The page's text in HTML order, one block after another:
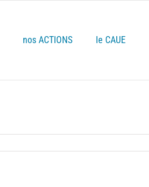
nos ACTIONS le CAUE